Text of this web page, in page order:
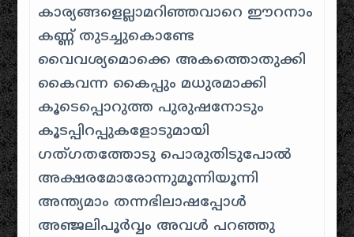
കാര്യങ്ങളെല്ലാമറിഞ്ഞവാറെ ഈറനാം
കണ്ണ് തുടച്ചുകൊണ്ടേ
വൈവശ്യമൊക്കെ അകത്തൊതുക്കി
കൈവന്ന കൈപ്പും മധുരമാക്കി
കൂടെപ്പൊറുത്ത പുരുഷനോടും
കൂടപ്പിറപ്പുകളോടുമായി
ഗത്ഗതത്തോടു പൊരുതിടുപോല്‍
അക്ഷരമോരോന്നുമൂന്നിയൂന്നി
അന്ത്യമാം തന്നഭിലാഷപ്പോള്‍
അഞ്ജലിപൂര്‍വ്വം അവള്‍ പറഞ്ഞു